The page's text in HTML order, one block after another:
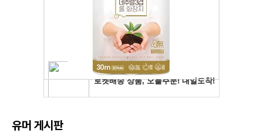
유머 게시판